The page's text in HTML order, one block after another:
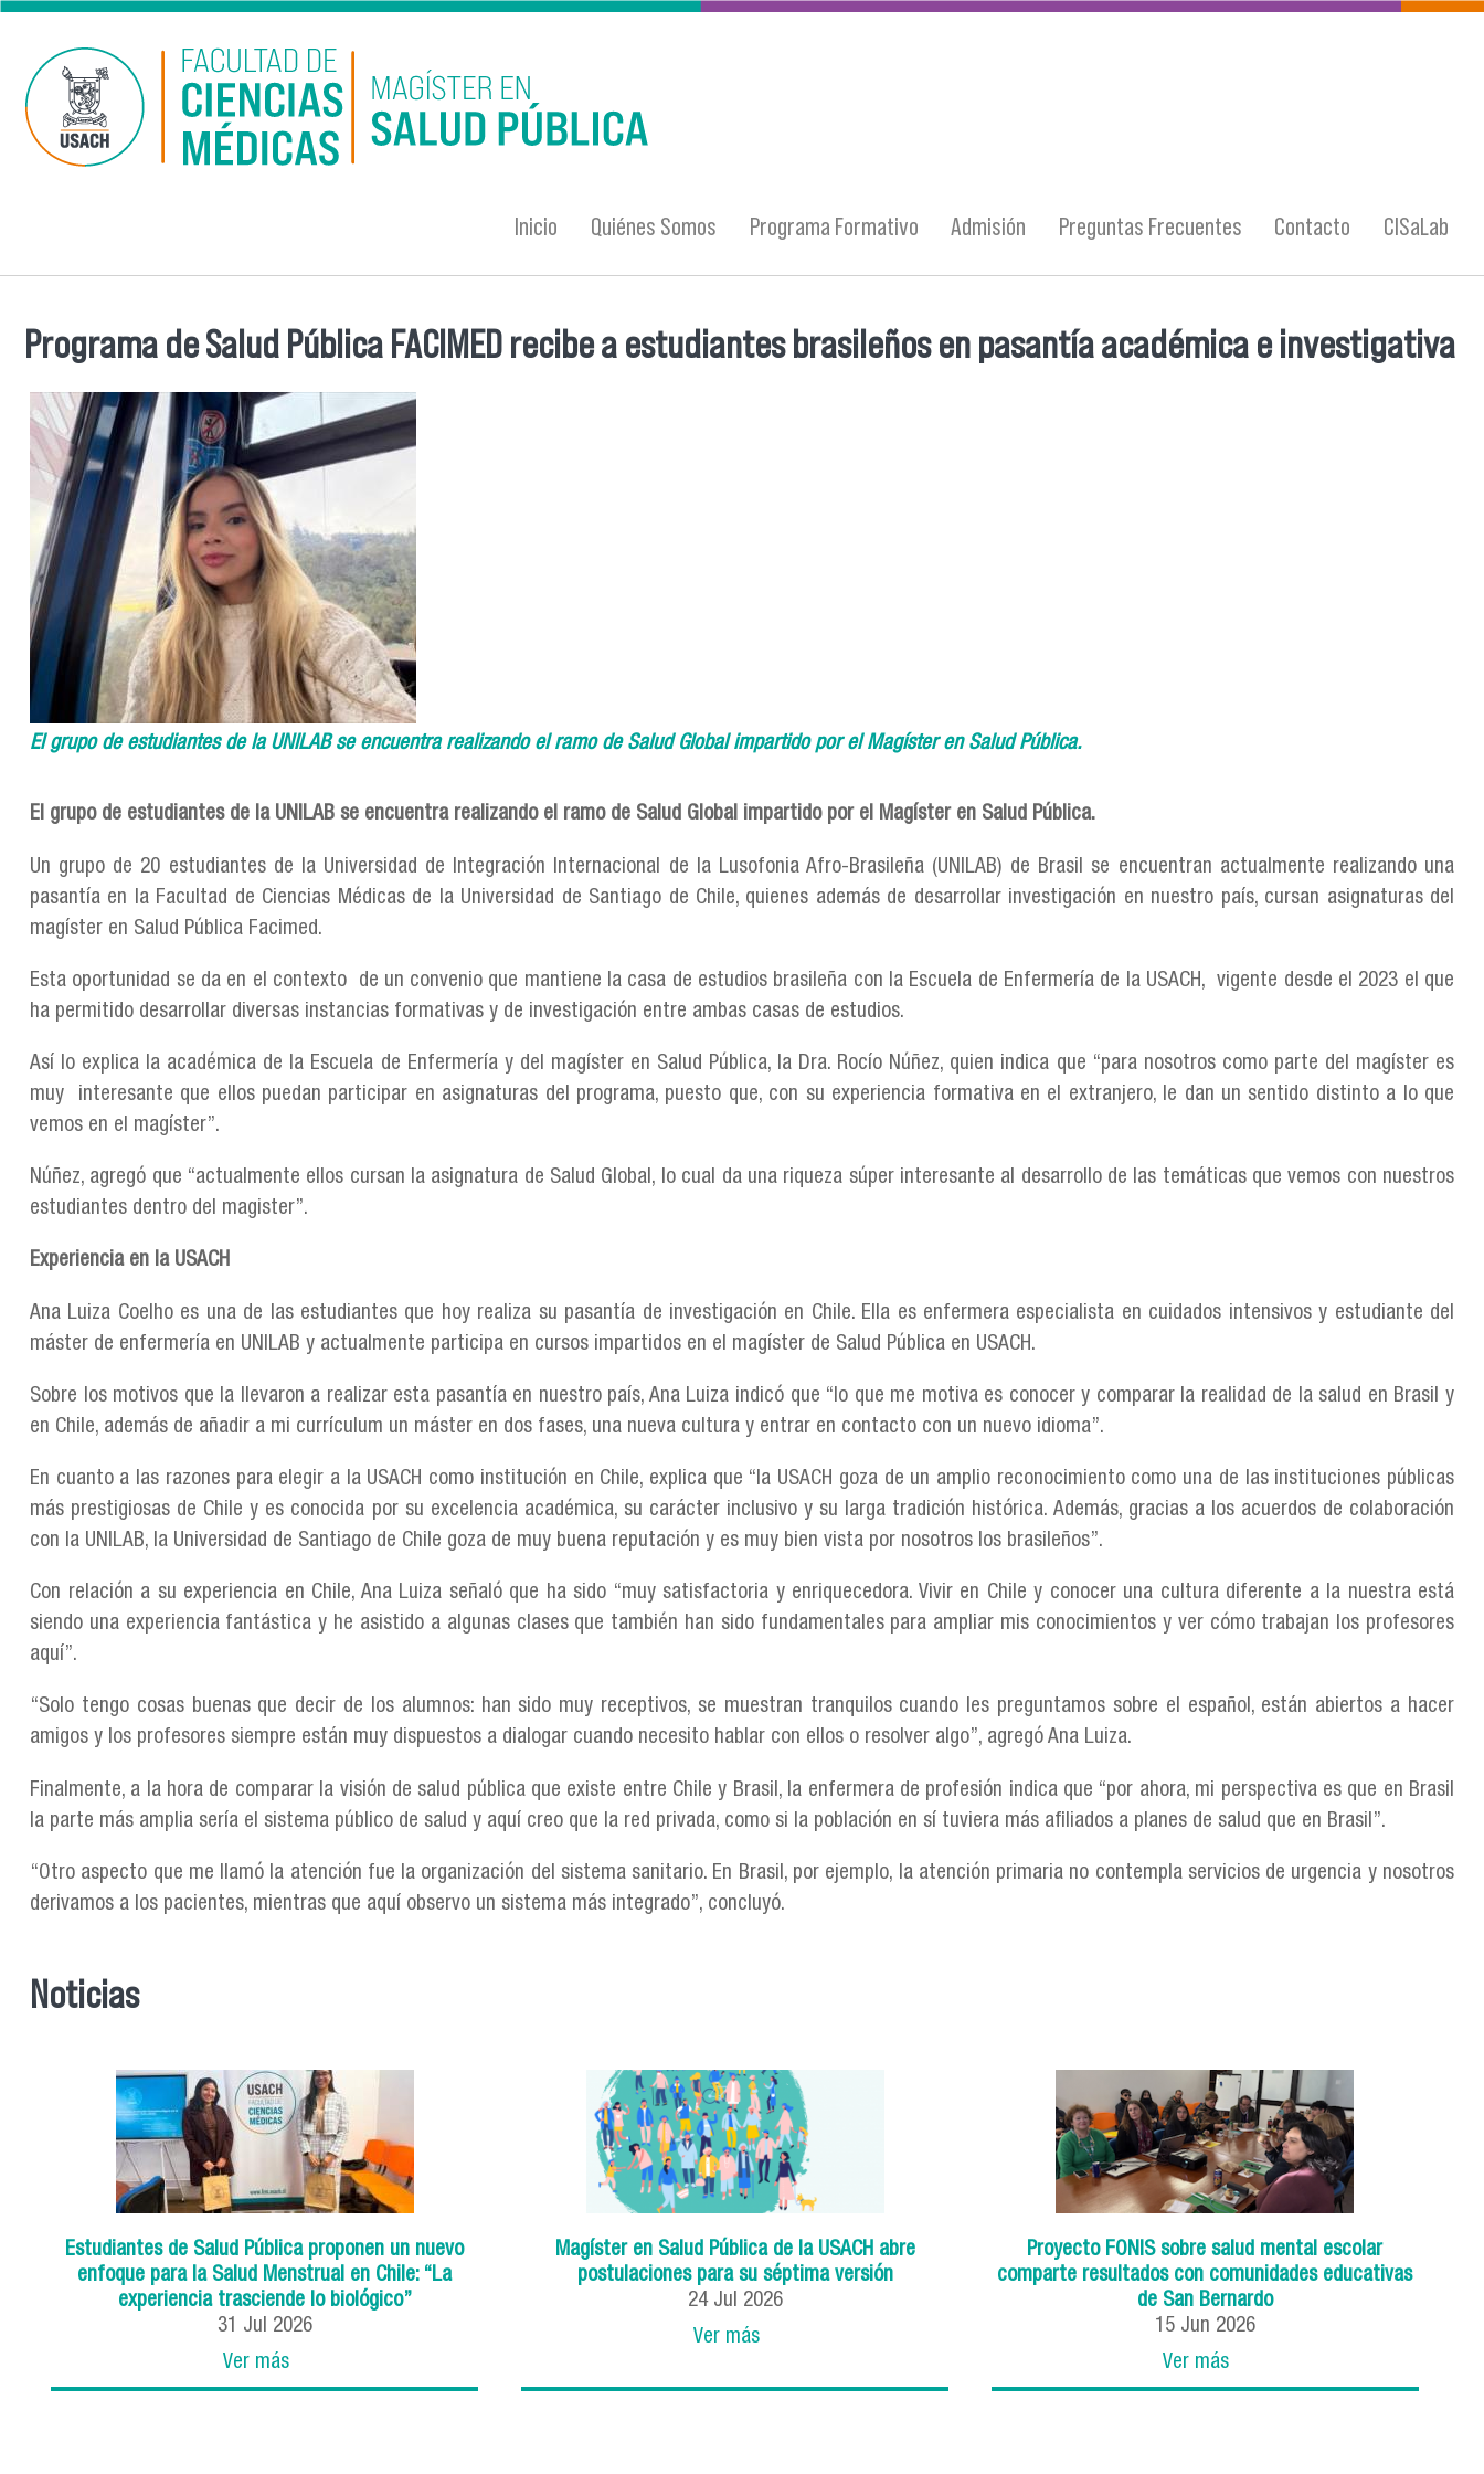
Pasar al contenido principal
Inicio Quiénes Somos Programa Formativo Admisión Preguntas Frecuentes Contacto CISaLab
Se encuentra usted aquí
Programa de Salud Pública FACIMED recibe a estudiantes brasileños en pasantía académica e investigativa
El grupo de estudiantes de la UNILAB se encuentra realizando el ramo de Salud Global impartido por el Magíster en Salud Pública.
El grupo de estudiantes de la UNILAB se encuentra realizando el ramo de Salud Global impartido por el Magíster en Salud Pública.
Un grupo de 20 estudiantes de la Universidad de Integración Internacional de la Lusofonia Afro-Brasileña (UNILAB) de Brasil se encuentran actualmente realizando una
pasantía en la Facultad de Ciencias Médicas de la Universidad de Santiago de Chile, quienes además de desarrollar investigación en nuestro país, cursan asignaturas del
magíster en Salud Pública Facimed.
Esta oportunidad se da en el contexto de un convenio que mantiene la casa de estudios brasileña con la Escuela de Enfermería de la USACH, vigente desde el 2023 el que
ha permitido desarrollar diversas instancias formativas y de investigación entre ambas casas de estudios.
Así lo explica la académica de la Escuela de Enfermería y del magíster en Salud Pública, la Dra. Rocío Núñez, quien indica que “para nosotros como parte del magíster es
muy interesante que ellos puedan participar en asignaturas del programa, puesto que, con su experiencia formativa en el extranjero, le dan un sentido distinto a lo que
vemos en el magíster”.
Núñez, agregó que “actualmente ellos cursan la asignatura de Salud Global, lo cual da una riqueza súper interesante al desarrollo de las temáticas que vemos con nuestros
estudiantes dentro del magister”.
Experiencia en la USACH
Ana Luiza Coelho es una de las estudiantes que hoy realiza su pasantía de investigación en Chile. Ella es enfermera especialista en cuidados intensivos y estudiante del
máster de enfermería en UNILAB y actualmente participa en cursos impartidos en el magíster de Salud Pública en USACH.
Sobre los motivos que la llevaron a realizar esta pasantía en nuestro país, Ana Luiza indicó que “lo que me motiva es conocer y comparar la realidad de la salud en Brasil y
en Chile, además de añadir a mi currículum un máster en dos fases, una nueva cultura y entrar en contacto con un nuevo idioma”.
En cuanto a las razones para elegir a la USACH como institución en Chile, explica que “la USACH goza de un amplio reconocimiento como una de las instituciones públicas
más prestigiosas de Chile y es conocida por su excelencia académica, su carácter inclusivo y su larga tradición histórica. Además, gracias a los acuerdos de colaboración
con la UNILAB, la Universidad de Santiago de Chile goza de muy buena reputación y es muy bien vista por nosotros los brasileños”.
Con relación a su experiencia en Chile, Ana Luiza señaló que ha sido “muy satisfactoria y enriquecedora. Vivir en Chile y conocer una cultura diferente a la nuestra está
siendo una experiencia fantástica y he asistido a algunas clases que también han sido fundamentales para ampliar mis conocimientos y ver cómo trabajan los profesores
aquí”.
“Solo tengo cosas buenas que decir de los alumnos: han sido muy receptivos, se muestran tranquilos cuando les preguntamos sobre el español, están abiertos a hacer
amigos y los profesores siempre están muy dispuestos a dialogar cuando necesito hablar con ellos o resolver algo”, agregó Ana Luiza.
Finalmente, a la hora de comparar la visión de salud pública que existe entre Chile y Brasil, la enfermera de profesión indica que “por ahora, mi perspectiva es que en Brasil
la parte más amplia sería el sistema público de salud y aquí creo que la red privada, como si la población en sí tuviera más afiliados a planes de salud que en Brasil”.
“Otro aspecto que me llamó la atención fue la organización del sistema sanitario. En Brasil, por ejemplo, la atención primaria no contempla servicios de urgencia y nosotros
derivamos a los pacientes, mientras que aquí observo un sistema más integrado”, concluyó.
Noticias
Estudiantes de Salud Pública proponen un nuevo
enfoque para la Salud Menstrual en Chile: “La
experiencia trasciende lo biológico”
31 Jul 2026
Ver más
Magíster en Salud Pública de la USACH abre
postulaciones para su séptima versión
24 Jul 2026
Ver más
Proyecto FONIS sobre salud mental escolar
comparte resultados con comunidades educativas
de San Bernardo
15 Jun 2026
Ver más